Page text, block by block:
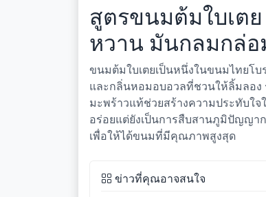
สูตรขนมต้มใบเต
หวาน มันกลมกล่อ
ขนมต้มใบเตยเป็นหนึ่งในขนมไทยโบ
และกลิ่นหอมอบอวลที่ชวนให้ลิ้มลอง
มะพร้าวแท้ช่วยสร้างความประทับใ
อร่อยแต่ยังเป็นการสืบสานภูมิปัญญา
เพื่อให้ได้ขนมที่มีคุณภาพสูงสุด
ข่าวที่คุณอาจสนใจ